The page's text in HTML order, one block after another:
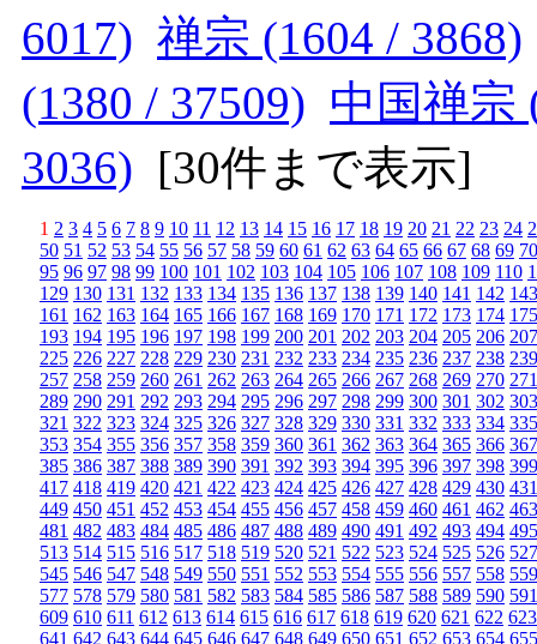
6017) 禅宗 (1604 / 3868)
(1380 / 37509) 中国禅宗
3036) [30件まで表示]
1 2 3 4 5 6 7 8 9 10 11 12 13 14 15 16 17 18 19 20 21 22 23 24
50 51 52 53 54 55 56 57 58 59 60 61 62 63 64 65 66 67 68 69 70
95 96 97 98 99 100 101 102 103 104 105 106 107 108 109 110
129 130 131 132 133 134 135 136 137 138 139 140 141 142 143
161 162 163 164 165 166 167 168 169 170 171 172 173 174 175
193 194 195 196 197 198 199 200 201 202 203 204 205 206 207
225 226 227 228 229 230 231 232 233 234 235 236 237 238 239
257 258 259 260 261 262 263 264 265 266 267 268 269 270 271
289 290 291 292 293 294 295 296 297 298 299 300 301 302 303
321 322 323 324 325 326 327 328 329 330 331 332 333 334 335
353 354 355 356 357 358 359 360 361 362 363 364 365 366 367
385 386 387 388 389 390 391 392 393 394 395 396 397 398 399
417 418 419 420 421 422 423 424 425 426 427 428 429 430 431
449 450 451 452 453 454 455 456 457 458 459 460 461 462 463
481 482 483 484 485 486 487 488 489 490 491 492 493 494 495
513 514 515 516 517 518 519 520 521 522 523 524 525 526 527
545 546 547 548 549 550 551 552 553 554 555 556 557 558 559
577 578 579 580 581 582 583 584 585 586 587 588 589 590 591
609 610 611 612 613 614 615 616 617 618 619 620 621 622 623
641 642 643 644 645 646 647 648 649 650 651 652 653 654 655